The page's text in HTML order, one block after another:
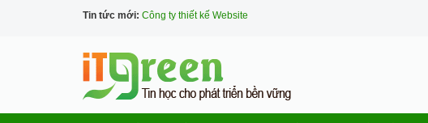
Tin tức mới: Công ty thiết kế Website